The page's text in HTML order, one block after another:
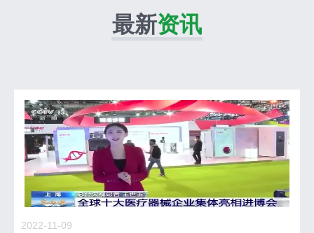
最新资讯
2022-11-09